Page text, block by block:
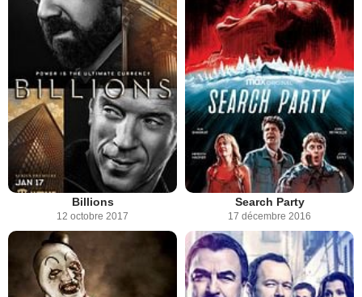
Billions
12 octobre 2017
Search Party
17 décembre 2016